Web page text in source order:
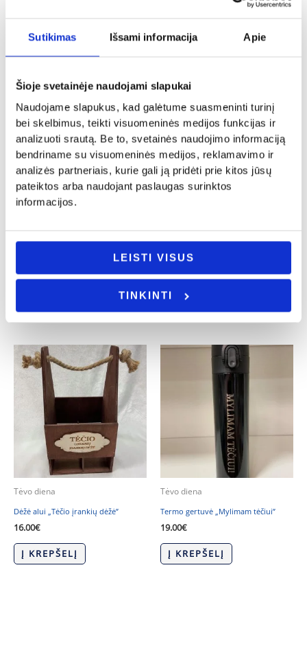
Sutikimas Išsami informacija Apie
Šioje svetainėje naudojami slapukai
Naudojame slapukus, kad galėtume suasmeninti turinį
bei skelbimus, teikti visuomeninės medijos funkcijas ir
analizuoti srautą. Be to, svetainės naudojimo informaciją
bendriname su visuomeninės medijos, reklamavimo ir
analizės partneriais, kurie gali ją pridėti prie kitos jūsų
pateiktos arba naudojant paslaugas surinktos
informacijos.
LEISTI VISUS
TINKINTI
Panašūs produktai
Vestuvės Tėvo diena
Į KREPŠELĮ
Tėvo diena
Dėžė alui „Tėčio įrankių dėžė”
16.00€
Į KREPŠELĮ
Tėvo diena
Termo gertuvė „Mylimam tėčiui”
19.00€
Į KREPŠELĮ